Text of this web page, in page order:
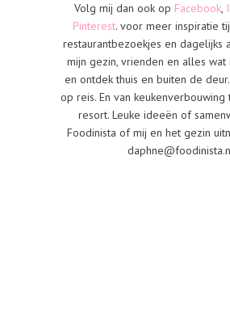
Volg mij dan ook op Facebook,
Pinterest. voor meer inspiratie
restaurantbezoekjes en dagelijks
mijn gezin, vrienden en alles wat
en ontdek thuis en buiten de
op reis. En van
resort. Leuke ideeën of
Foodinista of mij en het gezin